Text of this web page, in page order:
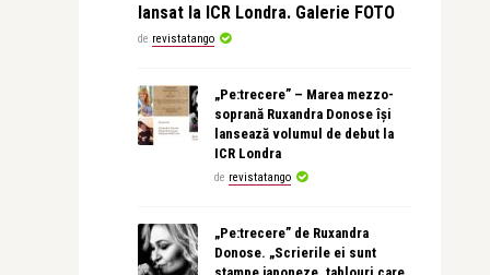
lansat la ICR Londra. Galerie FOTO
de revistatango
„Pe:trecere” – Marea mezzo-
soprană Ruxandra Donose își
lansează volumul de debut la
ICR Londra
de revistatango
„Pe:trecere” de Ruxandra
Donose. „Scrierile ei sunt
stampe japoneze, tablouri care